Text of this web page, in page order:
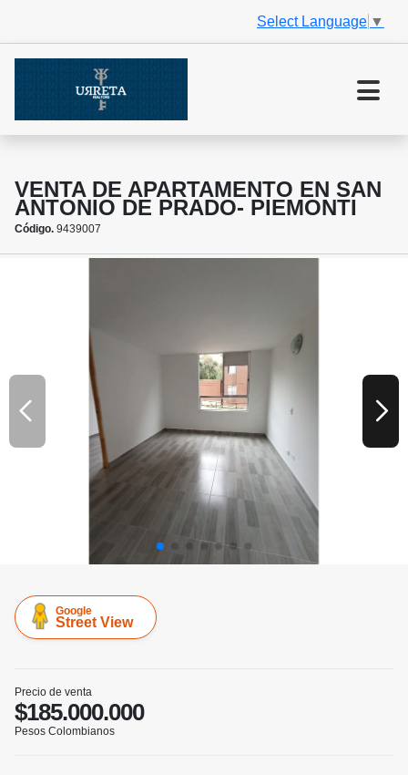
Select Language ▼
VENTA DE APARTAMENTO EN SAN
ANTONIO DE PRADO- PIEMONTI
Código. 9439007
Google
Street View
Precio de venta
$185.000.000
Pesos Colombianos